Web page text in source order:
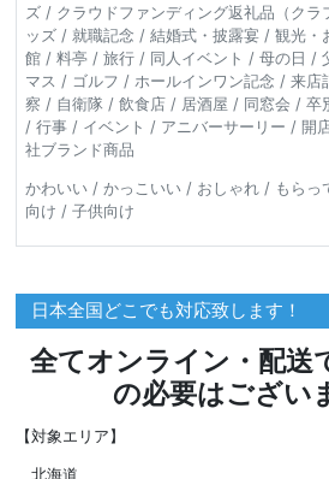
ズ / クラウドファンディング返礼品（ク
ッズ / 就職記念 / 結婚式・披露宴 / 観光
館 / 料亭 / 旅行 / 同人イベント / 母の日 /
マス / ゴルフ / ホールインワン記念 / 来
察 / 自衛隊 / 飲食店 / 居酒屋 / 同窓会 / 卒
/ 行事 / イベント / アニバーサーリー / 開
社ブランド商品
かわいい / かっこいい / おしゃれ / もらっ
向け / 子供向け
日本全国どこでも対応致します！
全てオンライン・配送
の必要はござい
【対象エリア】
北海道